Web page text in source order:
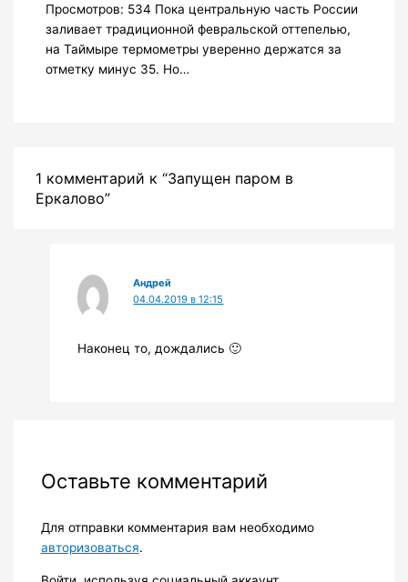
Просмотров: 534 Пока центральную часть России
заливает традиционной февральской оттепелью,
на Таймыре термометры уверенно держатся за
отметку минус 35. Но…
1 комментарий к “Запущен паром в
Еркалово”
Андрей
04.04.2019 в 12:15
Наконец то, дождались 🙂
Оставьте комментарий
Для отправки комментария вам необходимо
авторизоваться.